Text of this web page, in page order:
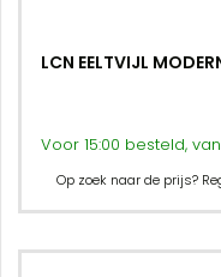
LCN EELTVIJL
Voor 15:00 besteld,
Op zoek naar de prijs?